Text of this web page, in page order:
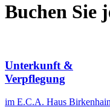
Buchen Sie
Unterkunft &
Verpflegung
im E.C.A. Haus Birkenhain